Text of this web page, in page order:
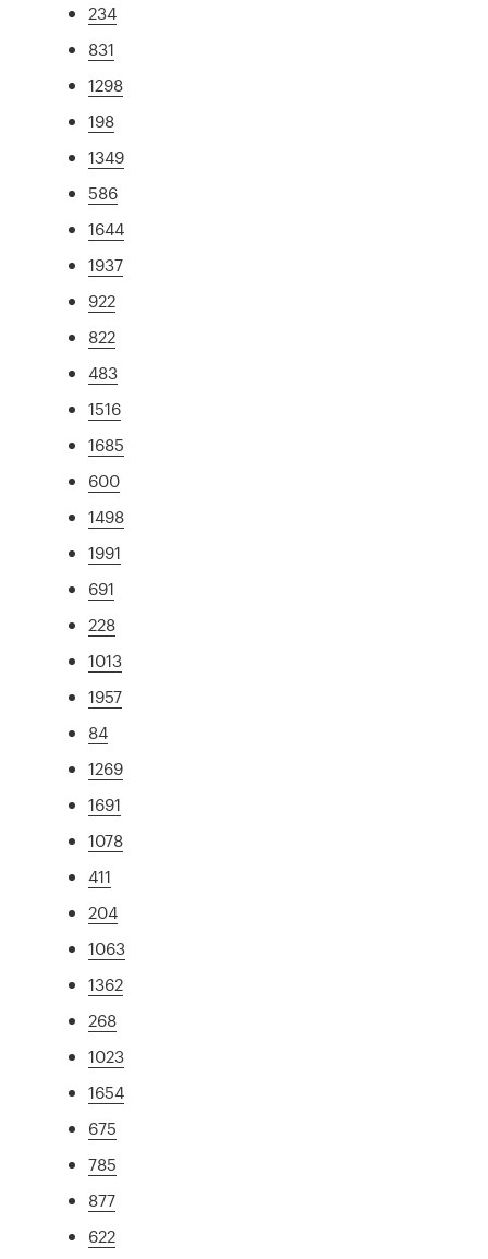
234
831
1298
198
1349
586
1644
1937
922
822
483
1516
1685
600
1498
1991
691
228
1013
1957
84
1269
1691
1078
411
204
1063
1362
268
1023
1654
675
785
877
622